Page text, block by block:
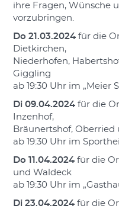
ihre Fragen, Wünsche
vorzubringen.
Do 21.03.2024für die
Dietkirchen,
Niederhofen,
Giggling
ab 19:30 Uhr im „Meier
Di 09.04.2024für die
Inzenhof,
Bräunertshof, Oberried
ab 19:30 Uhr im
Do 11.04.2024für die
und Waldeck
ab 19:30 Uhr im
Di 23.04.2024für die